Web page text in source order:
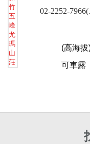
02-
(高海
可車露